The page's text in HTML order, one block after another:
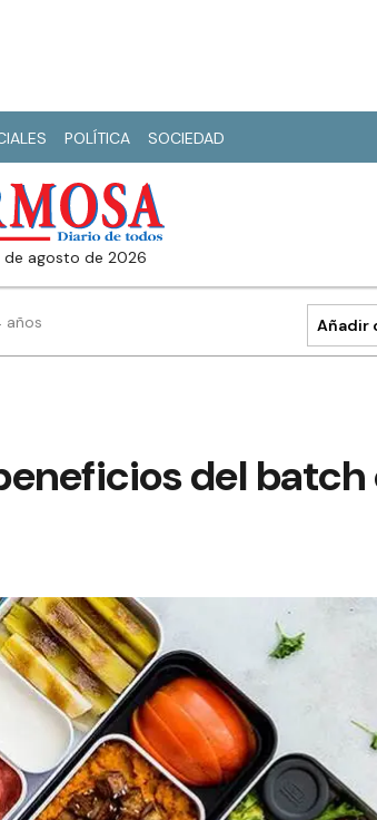
POLÍTICA SOCIEDAD
de agosto de 2026
años Añadir
del